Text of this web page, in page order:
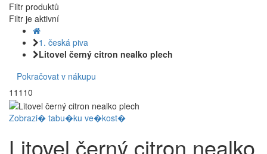
Filtr produktů
Filtr je aktivní
1. česká piva
Litovel černý citron nealko plech
Pokračovat v nákupu
11110
Zobrazi� tabu�ku ve�kost�
Litovel černý citron nealko